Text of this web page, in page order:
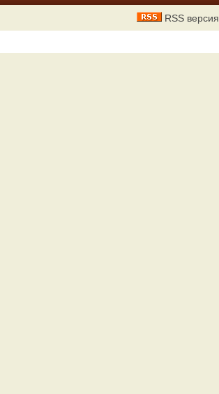
RSS версия